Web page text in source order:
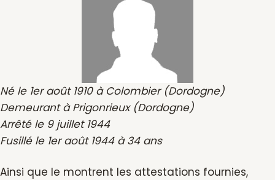
Né le 1er août 1910 à Colombier (Dordogne)
Demeurant à Prigonrieux (Dordogne)
Arrêté le 9 juillet 1944
Fusillé le 1er août 1944 à 34 ans
Ainsi que le montrent les attestations fournies,